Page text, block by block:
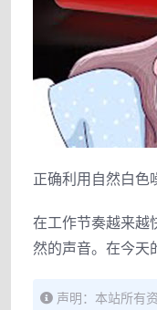
正确利用自然白色
在工作节奏越来越
然的声音。在今天
声明：本站所有